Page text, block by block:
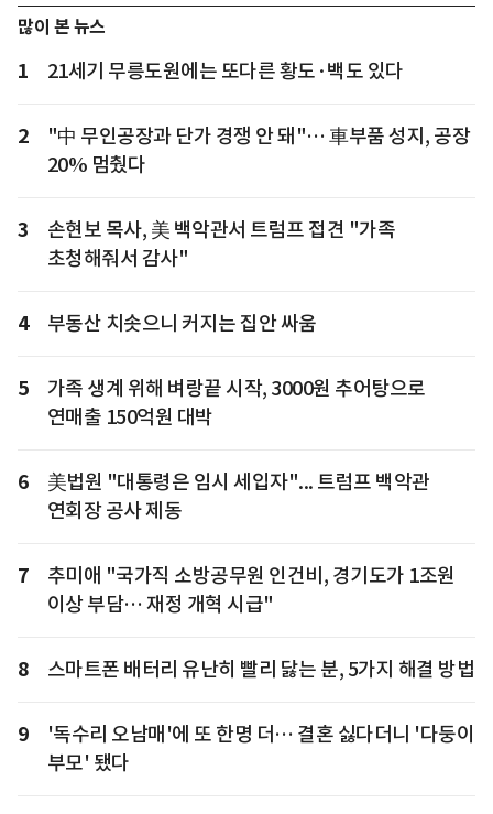
많이 본 뉴스
1 21세기 무릉도원에는 또다른 황도·백도 있다
2
"中 무인공장과 단가 경쟁 안 돼"… 車부품 성지, 공장
20% 멈췄다
3
손현보 목사, 美 백악관서 트럼프 접견 "가족
초청해줘서 감사"
4 부동산 치솟으니 커지는 집안 싸움
5
가족 생계 위해 벼랑끝 시작, 3000원 추어탕으로
연매출 150억원 대박
6
美법원 "대통령은 임시 세입자"... 트럼프 백악관
연회장 공사 제동
7
추미애 "국가직 소방공무원 인건비, 경기도가 1조원
이상 부담… 재정 개혁 시급"
8 스마트폰 배터리 유난히 빨리 닳는 분, 5가지 해결 방법
9
'독수리 오남매'에 또 한명 더… 결혼 싫다더니 '다둥이
부모' 됐다